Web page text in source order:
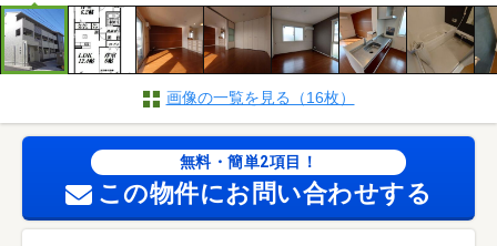
画像の一覧を見る（16枚）
無料・簡単2項目！
この物件にお問い合わせする